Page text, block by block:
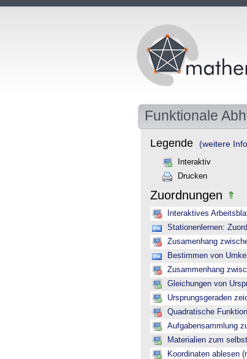
Funktionale
Legende (weitere
Interaktiv
Drucken
Zuordnungen
Interaktives
Stationenlernen:
Zusamenhang
Bestimmen von
Zusammenhang
Gleichungen von
Ursprungsgeraden
Quadratische
Aufgabensammlung
Materialien zum
Koordinaten ablesen